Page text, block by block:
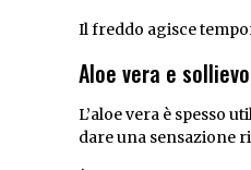
Il freddo agisce
Aloe vera e
L’aloe vera è spesso
dare una sensazione